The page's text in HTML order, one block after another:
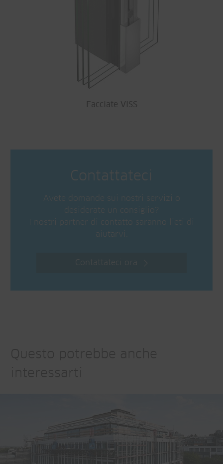
Facciate VISS
Contattateci
Avete domande sui nostri servizi o
desiderate un consiglio?
I nostri partner di contatto saranno lieti di
aiutarvi.
Contattateci ora